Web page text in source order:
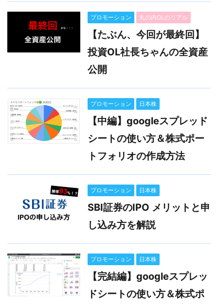
プロモーション 丸の内OLのリアル
【たぶん、今回が最終回】
投資OL社長ちゃんの全資産
公開
プロモーション 日本株
【中編】googleスプレッド
シートの使い方＆株式ポー
トフォリオの作成方法
プロモーション 日本株
SBI証券のIPO メリットと申
し込み方を解説
プロモーション 日本株
【完結編】googleスプレッ
ドシートの使い方＆株式ポ